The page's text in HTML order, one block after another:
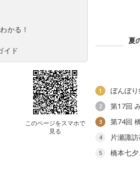
かる！
イド
このページをスマホで
見る
夏
1 ぼんぼ
2 第17回
3 第74回
4 片瀬諏
5
橋本七